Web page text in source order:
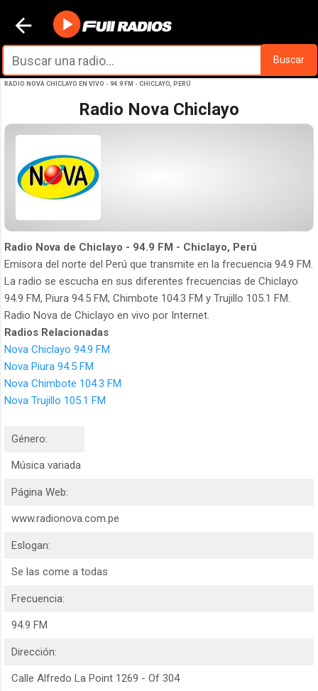
Ir al contenido principal
Buscar
RADIO NOVA CHICLAYO EN VIVO - 94.9 FM - CHICLAYO, PERÚ
Radio Nova Chiclayo
Radio Nova de Chiclayo - 94.9 FM - Chiclayo, Perú
Emisora del norte del Perú que transmite en la frecuencia 94.9 FM.
La radio se escucha en sus diferentes frecuencias de Chiclayo
94.9 FM, Piura 94.5 FM, Chimbote 104.3 FM y Trujillo 105.1 FM.
Radio Nova de Chiclayo en vivo por Internet.
Radios Relacionadas
Nova Chiclayo 94.9 FM
Nova Piura 94.5 FM
Nova Chimbote 104.3 FM
Nova Trujillo 105.1 FM
Género:
Música variada
Página Web:
www.radionova.com.pe
Eslogan:
Se las come a todas
Frecuencia:
94.9 FM
Dirección:
Calle Alfredo La Point 1269 - Of 304